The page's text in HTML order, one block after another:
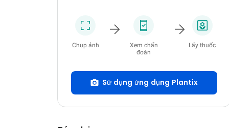
Chụp ảnh
Xem chẩn
đoán
Lấy thuốc
Sử dụng ứng dụng Plantix